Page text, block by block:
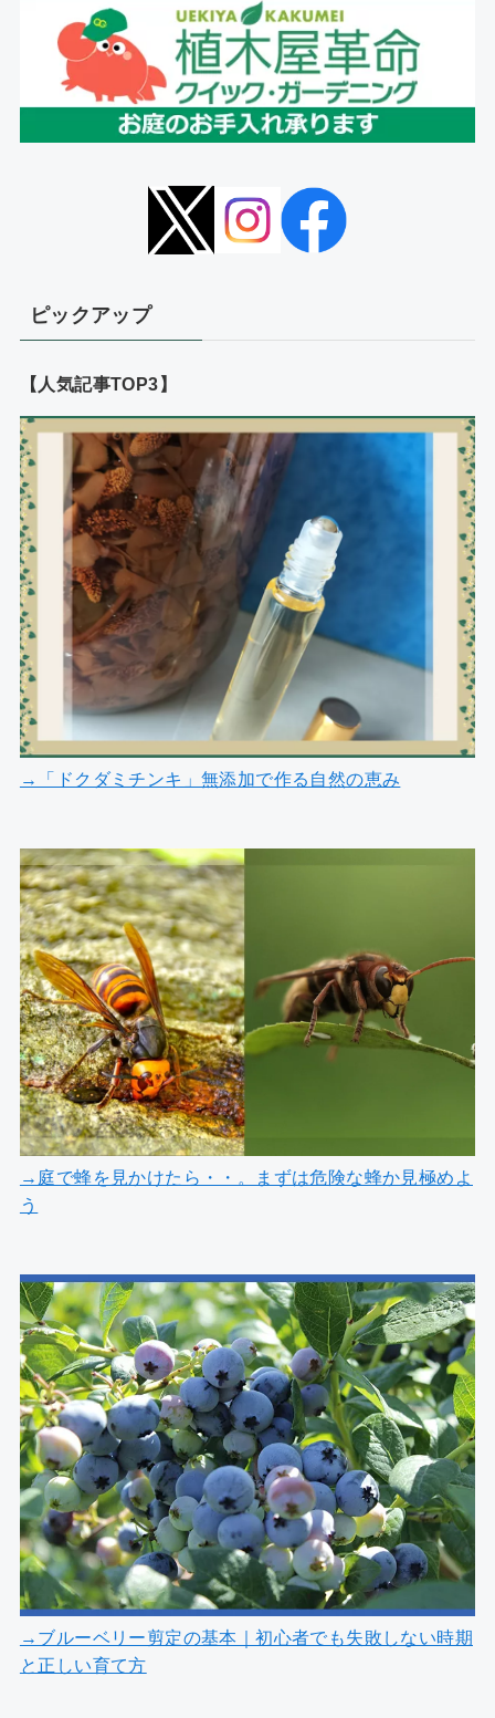
ピックアップ
【人気記事TOP3】
→「ドクダミチンキ」無添加で作る自然の恵み
→庭で蜂を見かけたら・・。まずは危険な蜂か見極めよ
う
→ブルーベリー剪定の基本｜初心者でも失敗しない時期
と正しい育て方